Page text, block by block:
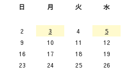
日 月 火 水
2
3 4 5
9
10 11 12
16
17 18 19
23
24 25 26